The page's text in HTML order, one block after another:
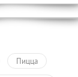
Пицца